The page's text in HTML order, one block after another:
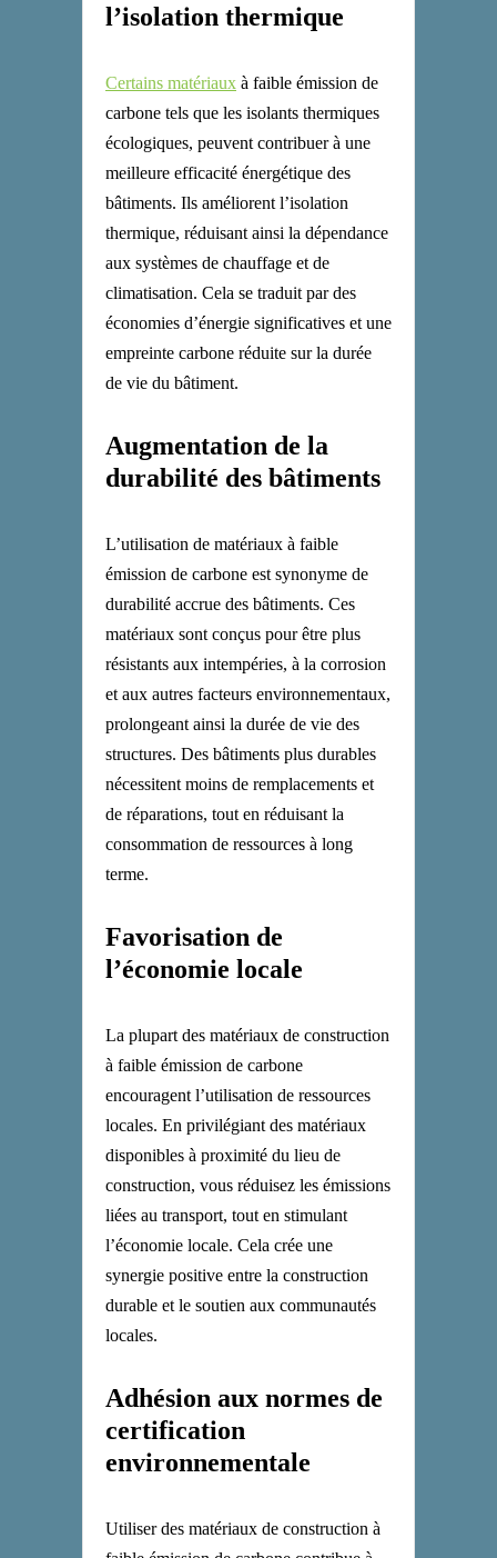
l’isolation thermique
Certains matériaux à faible émission de
carbone tels que les isolants thermiques
écologiques, peuvent contribuer à une
meilleure efficacité énergétique des
bâtiments. Ils améliorent l’isolation
thermique, réduisant ainsi la dépendance
aux systèmes de chauffage et de
climatisation. Cela se traduit par des
économies d’énergie significatives et une
empreinte carbone réduite sur la durée
de vie du bâtiment.
Augmentation de la
durabilité des bâtiments
L’utilisation de matériaux à faible
émission de carbone est synonyme de
durabilité accrue des bâtiments. Ces
matériaux sont conçus pour être plus
résistants aux intempéries, à la corrosion
et aux autres facteurs environnementaux,
prolongeant ainsi la durée de vie des
structures. Des bâtiments plus durables
nécessitent moins de remplacements et
de réparations, tout en réduisant la
consommation de ressources à long
terme.
Favorisation de
l’économie locale
La plupart des matériaux de construction
à faible émission de carbone
encouragent l’utilisation de ressources
locales. En privilégiant des matériaux
disponibles à proximité du lieu de
construction, vous réduisez les émissions
liées au transport, tout en stimulant
l’économie locale. Cela crée une
synergie positive entre la construction
durable et le soutien aux communautés
locales.
Adhésion aux normes de
certification
environnementale
Utiliser des matériaux de construction à